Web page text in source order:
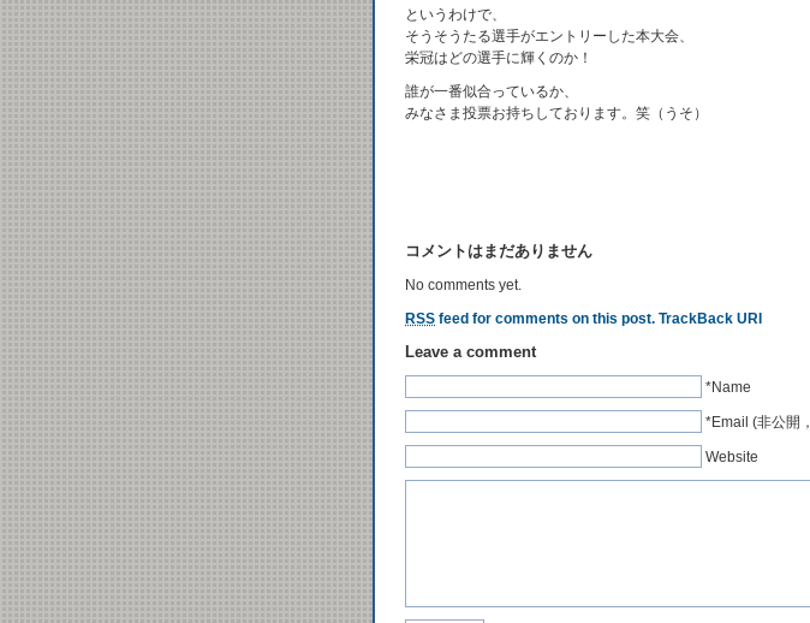
というわけで、
そうそうたる選手がエントリーした本大会、
栄冠はどの選手に輝くのか！
誰が一番似合っているか、
みなさま投票お持ちしております。笑（うそ）
コメントはまだありません
No comments yet.
RSS feed for comments on this post. TrackBack URI
Leave a comment
*Name
*Email (非公開，
Website